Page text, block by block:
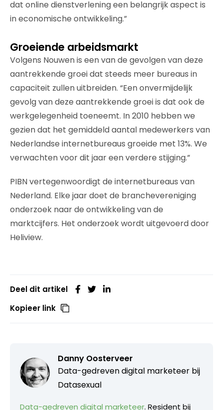
dat online dienstverlening een belangrijk aspect is
in economische ontwikkeling.”
Groeiende arbeidsmarkt
Volgens Nouwen is een van de gevolgen van deze
aantrekkende groei dat steeds meer bureaus in
capaciteit zullen uitbreiden. “Een onvermijdelijk
gevolg van deze aantrekkende groei is dat ook de
werkgelegenheid toeneemt. In 2010 hebben we
gezien dat het gemiddeld aantal medewerkers van
Nederlandse internetbureaus groeide met 13%. We
verwachten voor dit jaar een verdere stijging.”
PIBN vertegenwoordigt de internetbureaus van
Nederland. Elke jaar doet de branchevereniging
onderzoek naar de ontwikkeling van de
marktcijfers. Het onderzoek wordt uitgevoerd door
Heliview.
Deel dit artikel
Kopieer link
Danny Oosterveer
Data-gedreven digital marketeer bij
Datasexual
Data-gedreven digital marketeer. Resident bij